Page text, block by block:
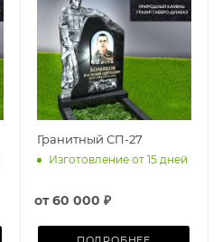
Гранитный СП-27
Изготовление от 15 дней
от60 000 ₽